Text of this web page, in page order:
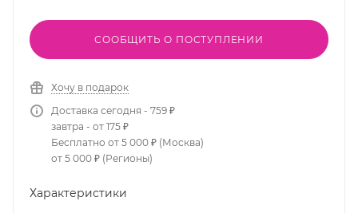
СООБЩИТЬ О ПОСТУПЛЕНИИ
Хочу в подарок
Доставка сегодня - 759 ₽
завтра - от 175 ₽
Бесплатно от 5 000 ₽ (Москва)
от 5 000 ₽ (Регионы)
Характеристики